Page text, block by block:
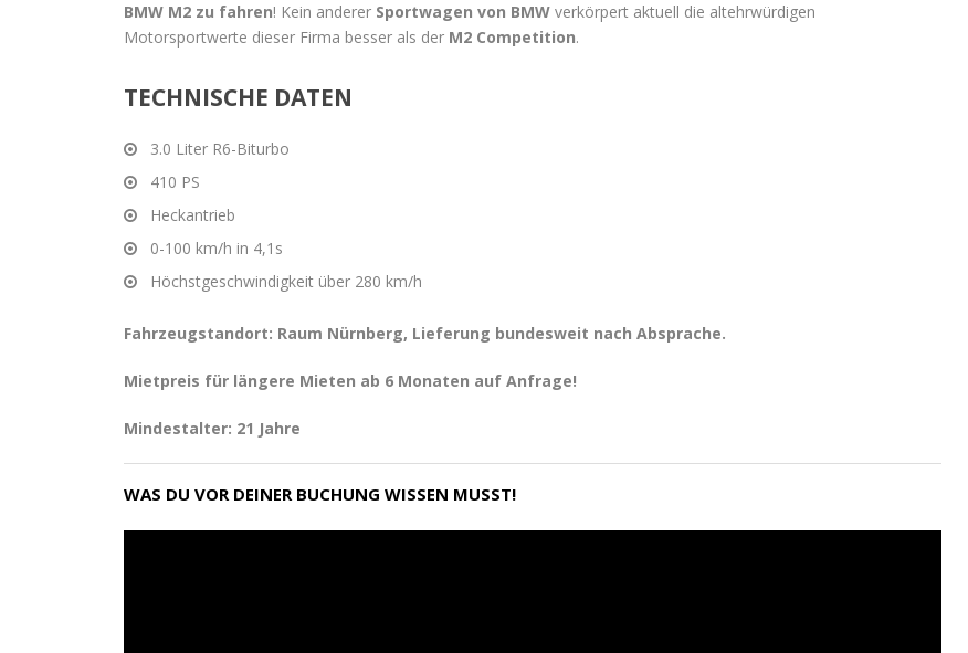
BMW M2 zu fahren! Kein anderer Sportwagen von BMW verkörpert aktuell die altehrwürdigen
Motorsportwerte dieser Firma besser als der M2 Competition.
TECHNISCHE DATEN
3.0 Liter R6-Biturbo
410 PS
Heckantrieb
0-100 km/h in 4,1s
Höchstgeschwindigkeit über 280 km/h
Fahrzeugstandort: Raum Nürnberg, Lieferung bundesweit nach Absprache.
Mietpreis für längere Mieten ab 6 Monaten auf Anfrage!
Mindestalter: 21 Jahre
WAS DU VOR DEINER BUCHUNG WISSEN MUSST!